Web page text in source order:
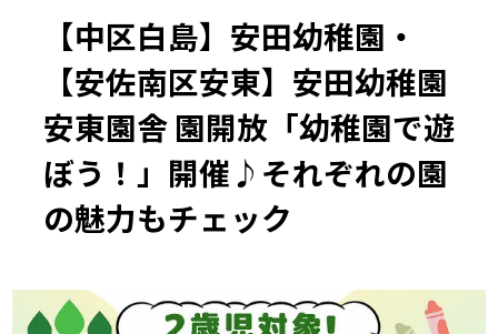
【中区白島】安田幼稚園・
【安佐南区安東】安田幼稚園
安東園舎 園開放「幼稚園で遊
ぼう！」開催♪それぞれの園
の魅力もチェック